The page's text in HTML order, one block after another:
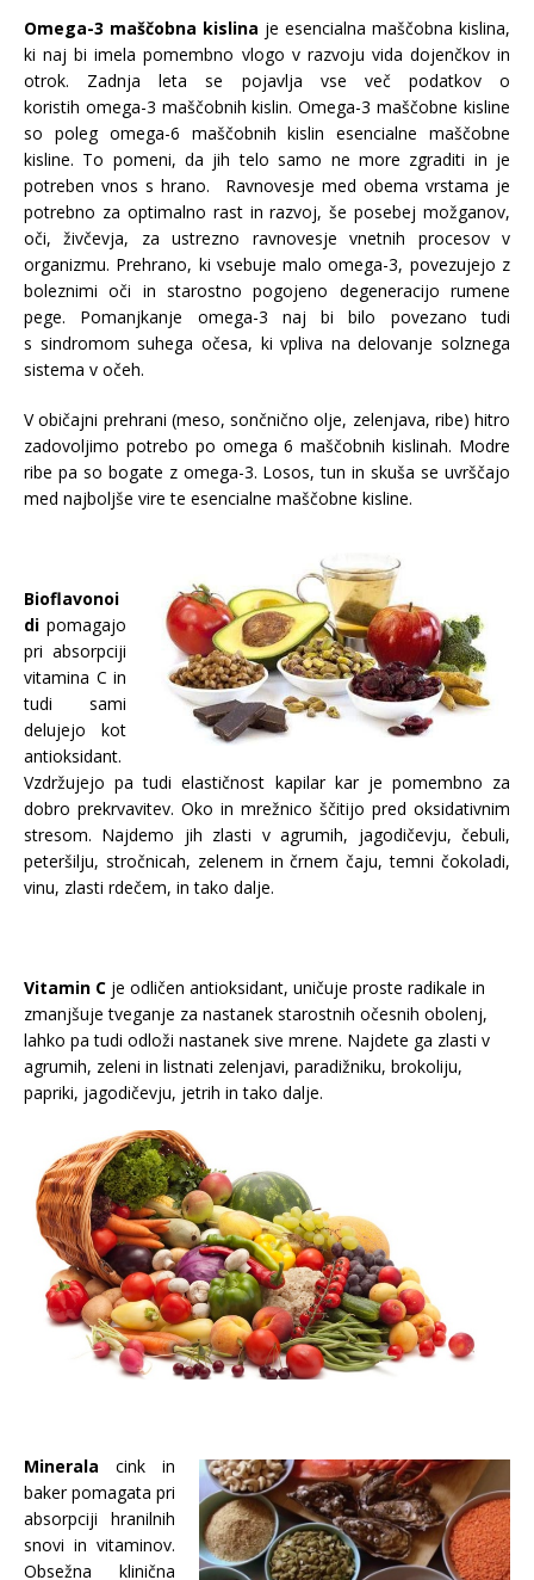
Omega-3 maščobna kislina je esencialna maščobna kislina,
ki naj bi imela pomembno vlogo v razvoju vida dojenčkov in
otrok. Zadnja leta se pojavlja vse več podatkov o
koristih omega-3 maščobnih kislin. Omega-3 maščobne kisline
so poleg omega-6 maščobnih kislin esencialne maščobne
kisline. To pomeni, da jih telo samo ne more zgraditi in je
potreben vnos s hrano. Ravnovesje med obema vrstama je
potrebno za optimalno rast in razvoj, še posebej možganov,
oči, živčevja, za ustrezno ravnovesje vnetnih procesov v
organizmu. Prehrano, ki vsebuje malo omega-3, povezujejo z
boleznimi oči in starostno pogojeno degeneracijo rumene
pege. Pomanjkanje omega-3 naj bi bilo povezano tudi
s sindromom suhega očesa, ki vpliva na delovanje solznega
sistema v očeh.
V običajni prehrani (meso, sončnično olje, zelenjava, ribe) hitro
zadovoljimo potrebo po omega 6 maščobnih kislinah. Modre
ribe pa so bogate z omega-3. Losos, tun in skuša se uvrščajo
med najboljše vire te esencialne maščobne kisline.
Bioflavonoi
di pomagajo
pri absorpciji
vitamina C in
tudi sami
delujejo kot
antioksidant.
Vzdržujejo pa tudi elastičnost kapilar kar je pomembno za
dobro prekrvavitev. Oko in mrežnico ščitijo pred oksidativnim
stresom. Najdemo jih zlasti v agrumih, jagodičevju, čebuli,
peteršilju, stročnicah, zelenem in črnem čaju, temni čokoladi,
vinu, zlasti rdečem, in tako dalje.
Vitamin C je odličen antioksidant, uničuje proste radikale in
zmanjšuje tveganje za nastanek starostnih očesnih obolenj,
lahko pa tudi odloži nastanek sive mrene. Najdete ga zlasti v
agrumih, zeleni in listnati zelenjavi, paradižniku, brokoliju,
papriki, jagodičevju, jetrih in tako dalje.
Minerala cink in
baker pomagata pri
absorpciji hranilnih
snovi in vitaminov.
Obsežna klinična